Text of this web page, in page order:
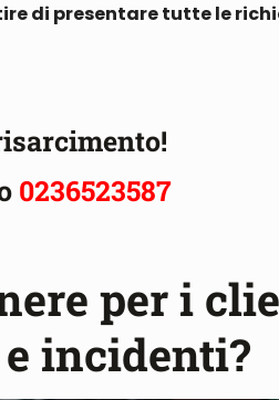
di presentare tutte le
0236523587
per i
incidenti?